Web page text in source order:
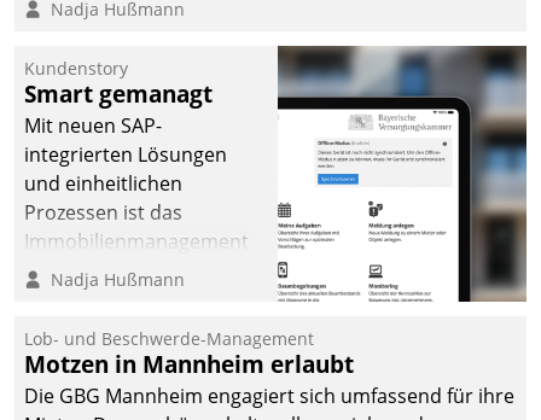
Nadja Hußmann
Kundenstory
Smart gemanagt
Mit neuen SAP-
integrierten Lösungen
und einheitlichen
Prozessen ist das
Immobilienmanagement
der Bayerischen
Ressort Kapitalanlage für
künftige Aufgaben und
Herausforderungen
Nadja Hußmann
Lob- und Beschwerde-Management
Motzen in Mannheim erlaubt
Die GBG Mannheim engagiert sich umfassend für ihre